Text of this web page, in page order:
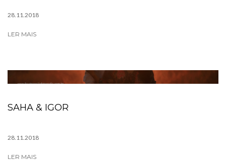
28.11.2018
LER MAIS
SAHA & IGOR
28.11.2018
LER MAIS